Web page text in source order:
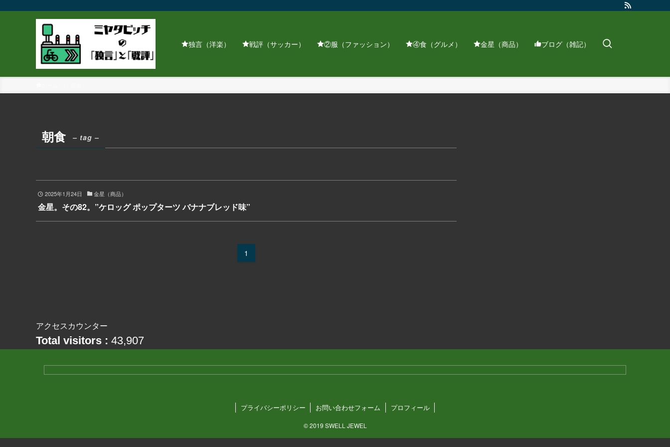
独言（洋楽） 戦評（サッカー） ②服（ファッション） ④食（グルメ） 金星（商品） ブログ（雑記）
朝食 – tag –
2025年1月24日 金星（商品）
金星。その82。”ケロッグ ポップターツ バナナブレッド味”
1
アクセスカウンター
Total visitors : 43,907
プライバシーポリシー お問い合わせフォーム プロフィール
©2019 SWELL JEWEL